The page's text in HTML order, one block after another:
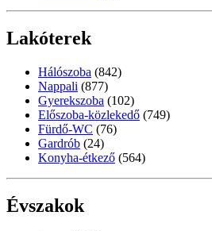
Lakóterek
Hálószoba (842)
Nappali (877)
Gyerekszoba (102)
Előszoba-közlekedő (749)
Fürdő-WC (76)
Gardrób (24)
Konyha-étkező (564)
Évszakok